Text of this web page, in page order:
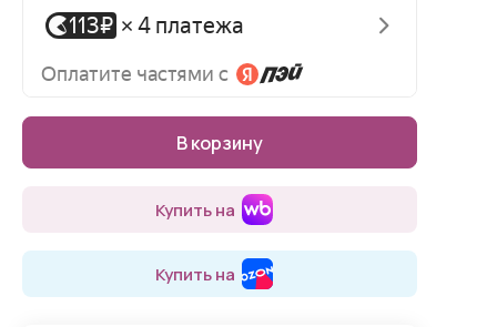
В корзину
Купить на
Купить на